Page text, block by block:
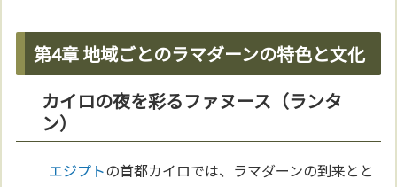
第4章 地域ごとのラマダーンの特色と文化
カイロの夜を彩るファヌース（ランタ
ン）
エジプトの首都カイロでは、ラマダーンの到来とと